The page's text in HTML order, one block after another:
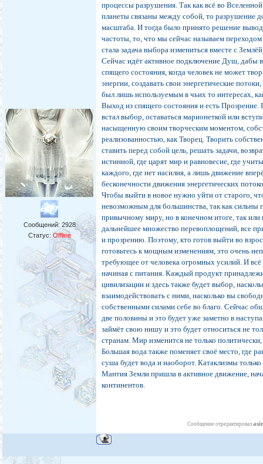
Сообщений: 2928
Статус: Offline
процессы разрушения. Так как всё во
планеты связаны между собой, то разрушение
масштаба. И тогда было принято решение
частоты, то, что мы сейчас называем
стала задача выбора измениться вместе с
Сейчас идёт активное подключение Душ, дабы
спящего состояния, когда человек не может
энергии, создавать свои энергетические
был лишь используемым в чьих то интересах,
Выход из спящего состояния и есть Прозрение.
встал выбор, оставаться марионеткой или
насыщенную своим творческим моментом,
реализованностью, как Творец. Творить
ставить перед собой цель, решать задачи,
истинной, где царят мир и равновесие, где
каждого, где нет насилия, а лишь движение
бесконечности движения энергетических
Чтобы выйти в новое нужно уйти от старого,
невозможным для большинства, так как сильны
привычному миру, но в конечном итоге, так или
дальнейшее множество перевоплощений, все
и прозрению. Поэтому, кто готов выйти во
готовьтесь к мощным изменениям, это очень
требующее от человека огромных усилий. И всё
начиная с питания. Каждый продукт
цивилизации и здесь также будет выбор,
взаимодействовать с ними, насколько вы
собственными силами себе во благо. Сейчас
две половины и это будет уже заметно в
займёт свою нишу и это будет относиться не
странам. Мир изменится не только
Большая вода также поменяет своё место, где
суша будет вода и наоборот. Катаклизмы
Мантия Земли пришла в активное движение,
континентов.
Сообщение отредактировал